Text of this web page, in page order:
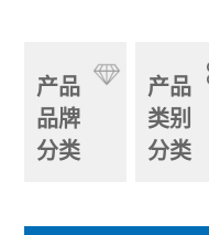
产品
品牌
分类
产品
类别
分类